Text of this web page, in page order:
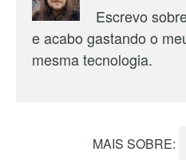
Escrevo
e acabo gastando o
mesma tecnologia.
MAIS SOBRE: